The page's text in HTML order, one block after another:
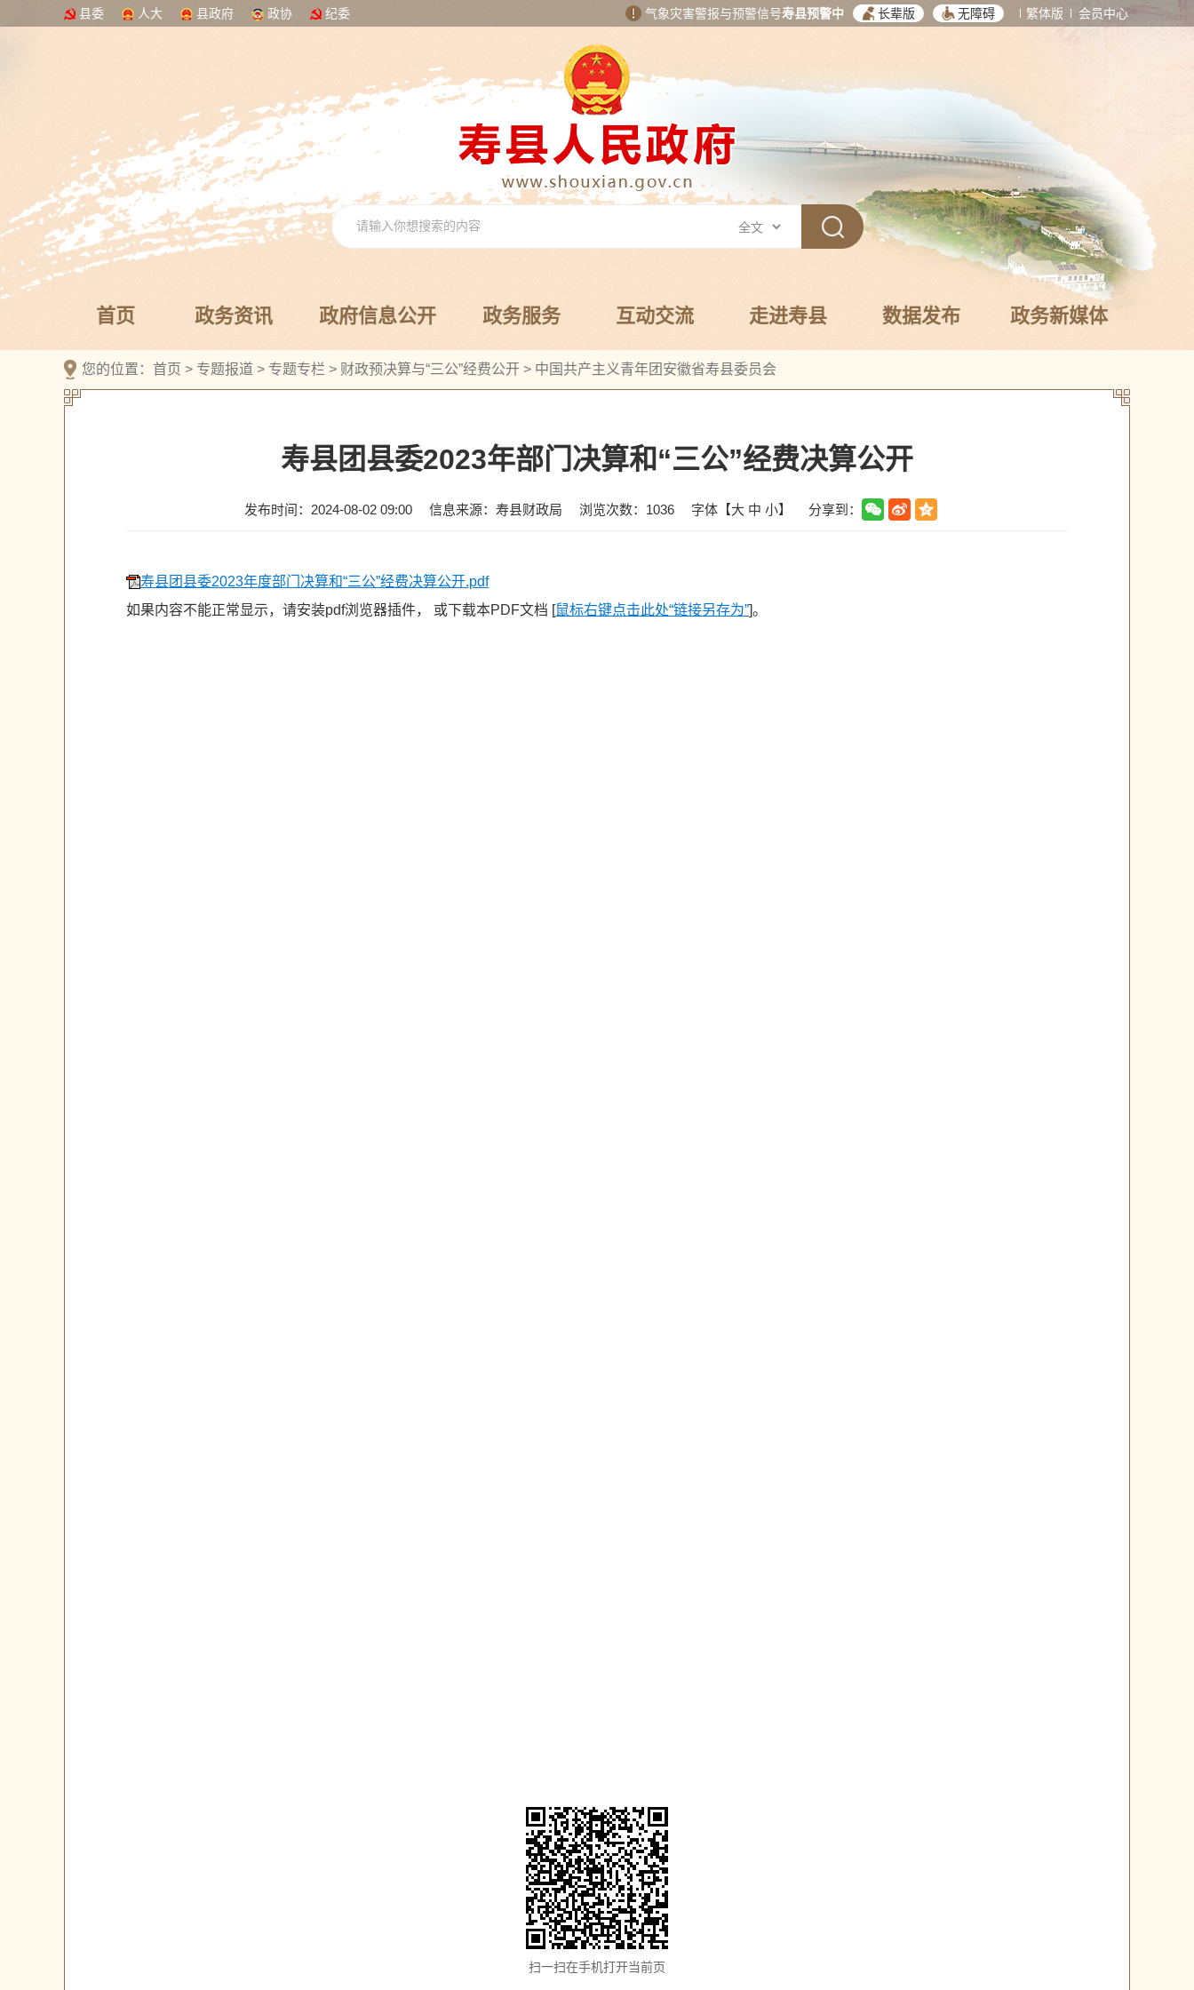
县委 人大 县政府 政协 纪委 气象灾害警报与预警信号寿县预警中 长辈版 无障碍 繁体版 会员中心
首页 政务资讯 政府信息公开 政务服务 互动交流 走进寿县 数据发布 政务新媒体
您的位置： 首页 > 专题报道 > 专题专栏 > 财政预决算与“三公”经费公开 > 中国共产主义青年团安徽省寿县委员会
寿县团县委2023年部门决算和“三公”经费决算公开
发布时间：2024-08-02 09:00 信息来源：寿县财政局 浏览次数： 1036 字体【大 中 小】 分享到：
寿县团县委2023年度部门决算和“三公”经费决算公开.pdf
如果内容不能正常显示，请安装pdf浏览器插件， 或下载本PDF文档 [鼠标右键点击此处“链接另存为”]。
扫一扫在手机打开当前页